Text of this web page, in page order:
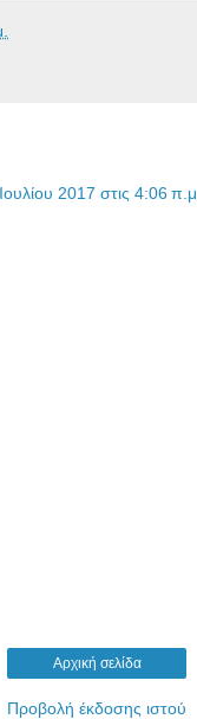
2017 στις 4:06 π.μ.
Αρχική σελίδα
Προβολή έκδοσης ιστού